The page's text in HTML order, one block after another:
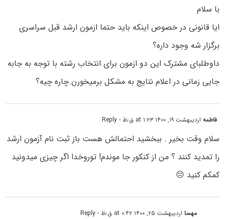
با سلام
ایا قانونی در خصوص اینکه باید حتما ازمون ارشد قبل سراسری
برگزار شه وجود داره؟
داوطلبای مشترک این دو ازمون برای انتخاب رشته با توجه به جابه
جایی زمانی در اعلام نتایج به مشکل برمیخورن.چاره چیه؟
فاطمهاردیبهشت ۱۹, ۱۴۰۰ at ۱:۲۳ ق٫ظ - Reply
سلام وقت بخیر . ببخشید احتمالش هست باز ثبت نام آزمون ارشد
را تمدید کنند ؟ من از کنکور جا موندم! توروخدا اگر چیزی میدونید
کمکم کنید 😔
مهسااردیبهشت ۲۵, ۱۴۰۰ at ۰:۴۲ ق٫ظ - Reply